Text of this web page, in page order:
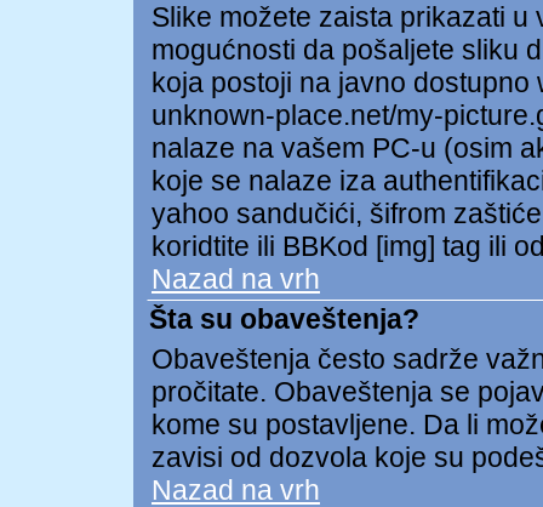
Slike možete zaista prikazati
mogućnosti da pošaljete sliku
koja postoji na javno
unknown-place.net/my-
nalaze na vašem PC-u (osim
koje se nalaze iza
yahoo sandučići, šifrom
koridtite ili BBKod [img] tag ili
Nazad na vrh
Šta su obaveštenja?
Obaveštenja često sadrže
pročitate. Obaveštenja se
kome su postavljene. Da li
zavisi od dozvola koje su
Nazad na vrh